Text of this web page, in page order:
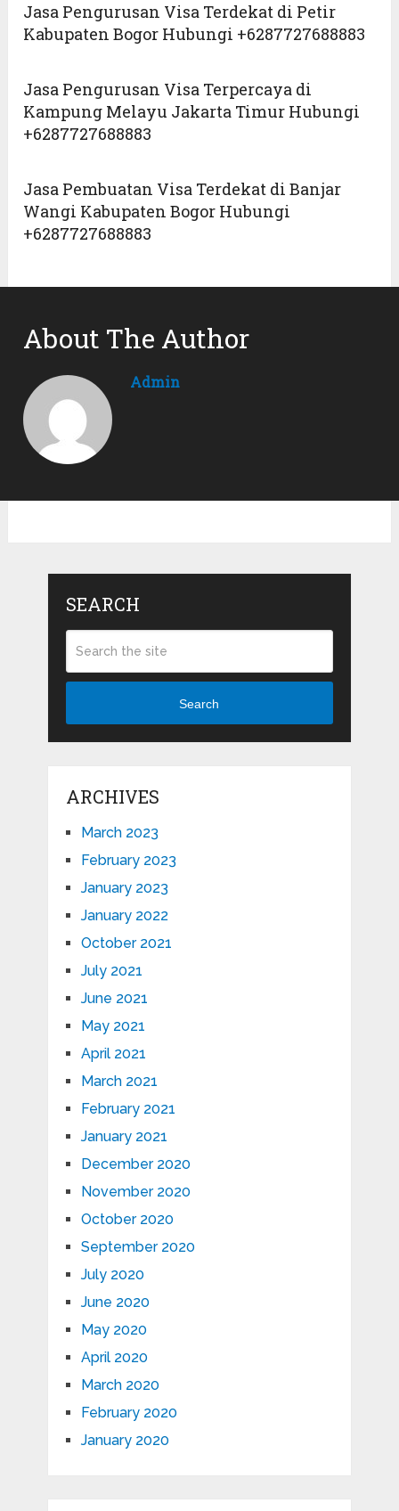
Jasa Pengurusan Visa Terdekat di Petir
Kabupaten Bogor Hubungi +6287727688883
Jasa Pengurusan Visa Terpercaya di
Kampung Melayu Jakarta Timur Hubungi
+6287727688883
Jasa Pembuatan Visa Terdekat di Banjar
Wangi Kabupaten Bogor Hubungi
+6287727688883
About The Author
Admin
SEARCH
Search
ARCHIVES
March 2023
February 2023
January 2023
January 2022
October 2021
July 2021
June 2021
May 2021
April 2021
March 2021
February 2021
January 2021
December 2020
November 2020
October 2020
September 2020
July 2020
June 2020
May 2020
April 2020
March 2020
February 2020
January 2020